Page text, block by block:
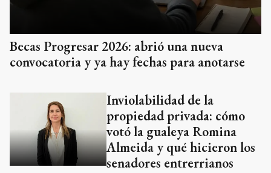
Becas Progresar 2026: abrió una nueva
convocatoria y ya hay fechas para anotarse
Inviolabilidad de la
propiedad privada: cómo
votó la gualeya Romina
Almeida y qué hicieron los
senadores entrerrianos